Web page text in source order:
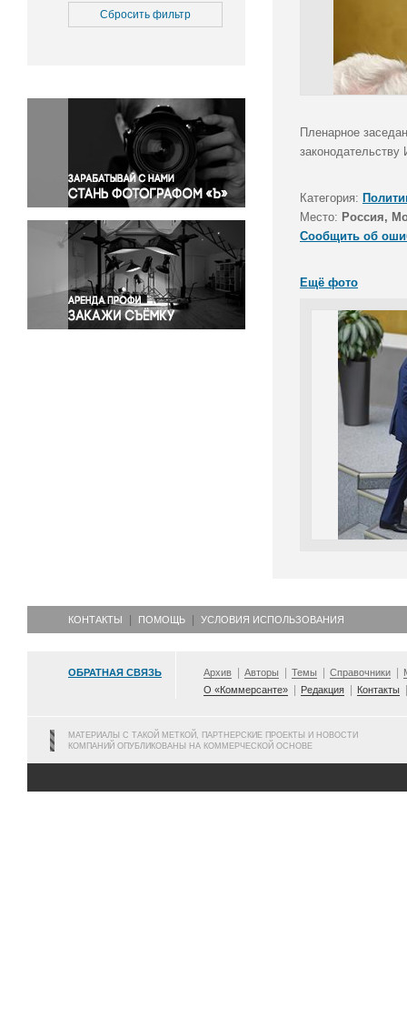
Медицина
Окружающая среда
Политика
Правосудие
Происшествия и конфликты
Религия
Светская жизнь
Спорт
Экология
Экономика и бизнес
Сбросить фильтр
Пленарное
Категория:
Место: Россия,
Сообщить об
Ещё фото
КОНТАКТЫ ПОМОЩЬ УСЛОВИЯ ИСПОЛЬЗОВАНИЯ
ОБРАТНАЯ СВЯЗЬ Архив Авторы Темы Справочники
О «Коммерсанте»
Редакция Контакты
МАТЕРИАЛЫ С ТАКОЙ МЕТКОЙ, ПАРТНЕРСКИЕ ПРОЕКТЫ И НОВОСТИ
КОМПАНИЙ ОПУБЛИКОВАНЫ НА КОММЕРЧЕСКОЙ ОСНОВЕ